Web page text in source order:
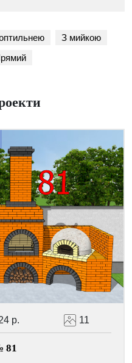
Pinterest
З мийкою
р. 11
81